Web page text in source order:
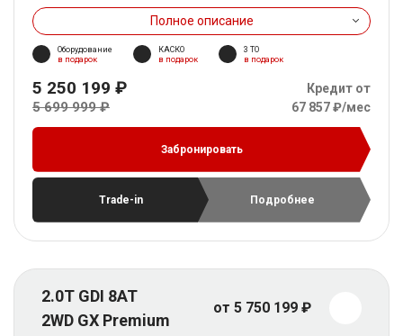
Полное описание
Оборудование
в подарок
КАСКО
в подарок
3 ТО
в подарок
5 250 199 ₽
5 699 999 ₽
Кредит от
67 857 ₽/мес
Забронировать
Trade-in Подробнее
2.0T GDI 8AT
2WD GX Premium
от 5 750 199 ₽